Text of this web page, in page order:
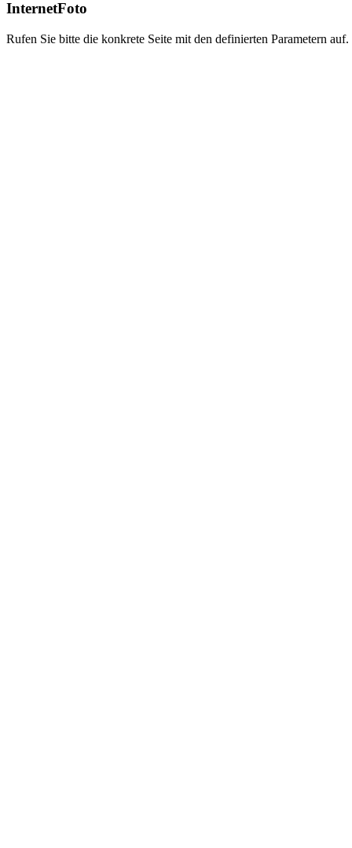
InternetFoto
Rufen Sie bitte die konkrete Seite mit den definierten Parametern auf.